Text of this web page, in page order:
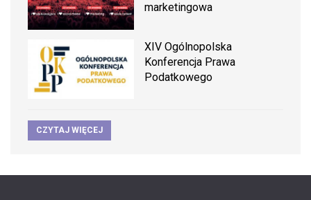
marketingowa
XIV Ogólnopolska
Konferencja Prawa
Podatkowego
CZYTAJ WIĘCEJ